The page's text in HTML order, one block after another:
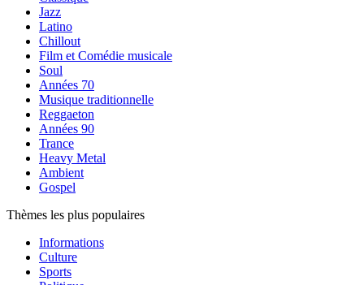
Jazz
Latino
Chillout
Film et Comédie musicale
Soul
Années 70
Musique traditionnelle
Reggaeton
Années 90
Trance
Heavy Metal
Ambient
Gospel
Thèmes les plus populaires
Informations
Culture
Sports